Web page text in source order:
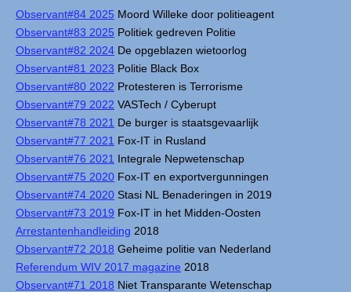
Observant#84 2025 Moord Willeke door politieagent
Observant#83 2025 Politiek gedreven Politie
Observant#82 2024 De opgeblazen wietoorlog
Observant#81 2023 Politie Black Box
Observant#80 2022 Protesteren is Terrorisme
Observant#79 2022 VASTech / Cyberupt
Observant#78 2021 De burger is staatsgevaarlijk
Observant#77 2021 Fox-IT in Rusland
Observant#76 2021 Integrale Nepwetenschap
Observant#75 2020 Fox-IT en exportvergunningen
Observant#74 2020 Stasi NL Benaderingen in 2019
Observant#73 2019 Fox-IT in het Midden-Oosten
Arrestantenhandleiding 2018
Observant#72 2018 Geheime politie van Nederland
Referendum WIV 2017 magazine 2018
Observant#71 2018 Niet Transparante Wetenschap